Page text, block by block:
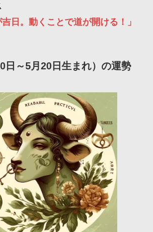
吉日。動くことで道が開ける！」
日～5月20日生まれ）の運勢